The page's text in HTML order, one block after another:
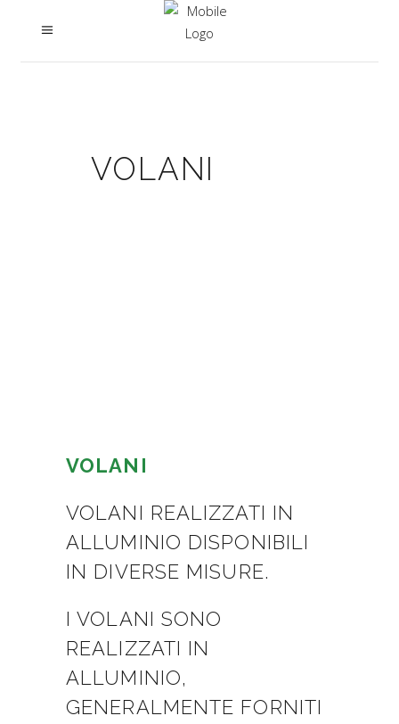
VOLANI
VOLANI
VOLANI REALIZZATI IN
ALLUMINIO DISPONIBILI
IN DIVERSE MISURE.
I VOLANI SONO
REALIZZATI IN
ALLUMINIO,
GENERALMENTE FORNITI